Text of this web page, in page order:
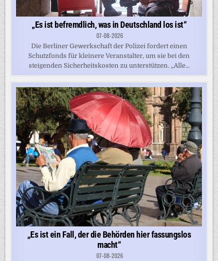
„Es ist befremdlich, was in Deutschland los ist“
07-08-2026
Die Berliner Gewerkschaft der Polizei fordert einen
Schutzfonds für kleinere Veranstalter, um sie bei den
steigenden Sicherheitskosten zu unterstützen. „Alle...
„Es ist ein Fall, der die Behörden hier fassungslos
macht“
07-08-2026